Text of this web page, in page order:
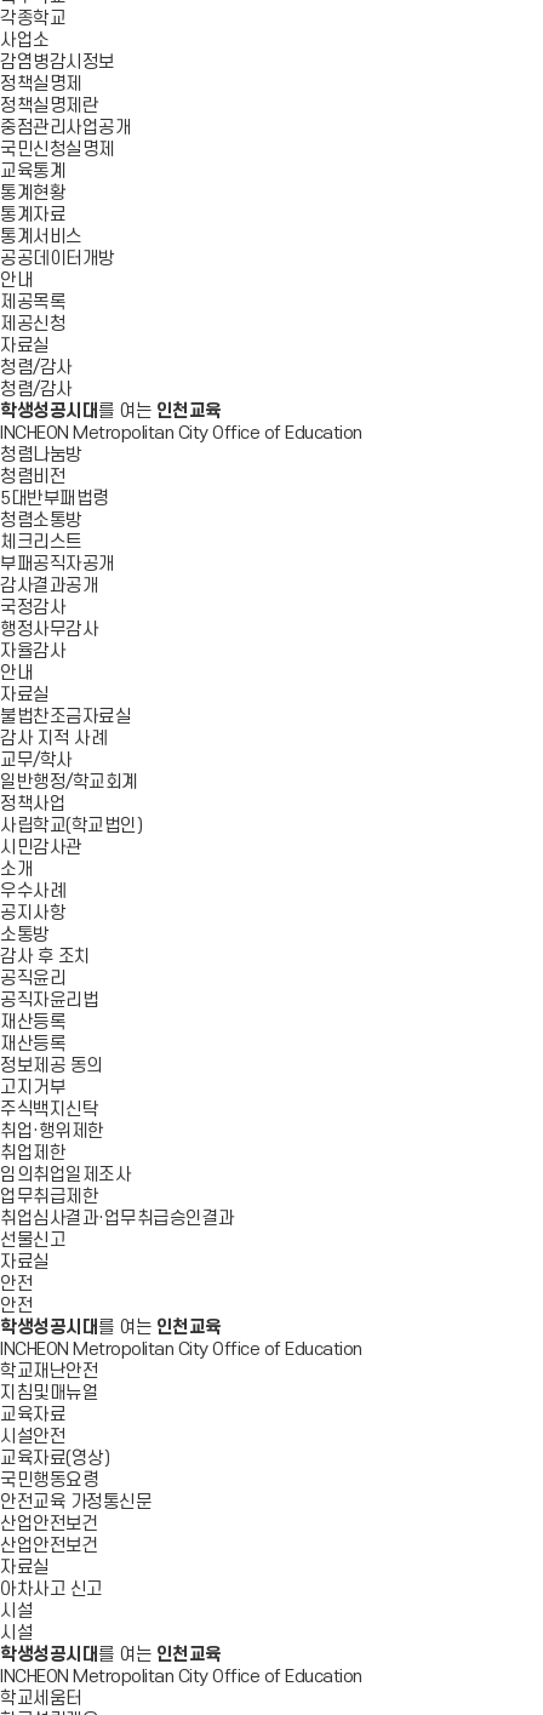
각종학교
사업소
감염병감시정보
정책실명제
정책실명제란
중점관리사업공개
국민신청실명제
교육통계
통계현황
통계자료
통계서비스
공공데이터개방
안내
제공목록
제공신청
자료실
청렴/감사
청렴/감사
학생성공시대 를 여는 인천교육
INCHEON Metropolitan City Office of Education
청렴나눔방
청렴비전
5대반부패법령
청렴소통방
체크리스트
부패공직자공개
감사결과공개
국정감사
행정사무감사
자율감사
안내
자료실
불법찬조금자료실
감사 지적 사례
교무/학사
일반행정/학교회계
정책사업
사립학교(학교법인)
시민감사관
소개
우수사례
공지사항
소통방
감사 후 조치
공직윤리
공직자윤리법
재산등록
재산등록
정보제공 동의
고지거부
주식백지신탁
취업·행위제한
취업제한
임의취업일제조사
업무취급제한
취업심사결과·업무취급승인결과
선물신고
자료실
안전
안전
학생성공시대 를 여는 인천교육
INCHEON Metropolitan City Office of Education
학교재난안전
지침및매뉴얼
교육자료
시설안전
교육자료(영상)
국민행동요령
안전교육 가정통신문
산업안전보건
산업안전보건
자료실
아차사고 신고
시설
시설
학생성공시대 를 여는 인천교육
INCHEON Metropolitan City Office of Education
학교세움터